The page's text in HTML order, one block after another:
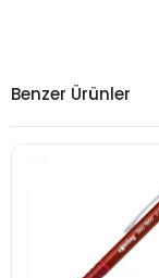
Benzer Ürünler